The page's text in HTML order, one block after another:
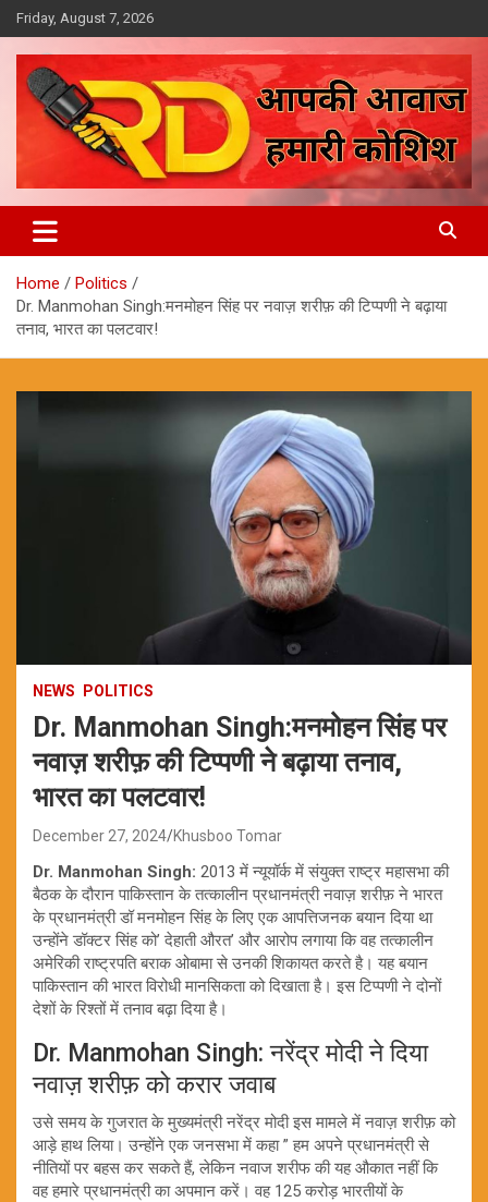
Skip
to
content
Friday, August 7, 2026
Reporter Diaries
Home
Politics
Dr. Manmohan Singh:मनमोहन सिंह पर नवाज़ शरीफ़ की टिप्पणी ने बढ़ाया
तनाव, भारत का पलटवार!
NEWS POLITICS
Dr. Manmohan Singh:मनमोहन सिंह पर
नवाज़ शरीफ़ की टिप्पणी ने बढ़ाया तनाव,
भारत का पलटवार!
December 27, 2024 Khusboo Tomar
Dr. Manmohan Singh: 2013 में न्यूयॉर्क में संयुक्त राष्ट्र महासभा की
बैठक के दौरान पाकिस्तान के तत्कालीन प्रधानमंत्री नवाज़ शरीफ़ ने भारत
के प्रधानमंत्री डॉ मनमोहन सिंह के लिए एक आपत्तिजनक बयान दिया था
उन्होंने डॉक्टर सिंह को’ देहाती औरत’ और आरोप लगाया कि वह तत्कालीन
अमेरिकी राष्ट्रपति बराक ओबामा से उनकी शिकायत करते है। यह बयान
पाकिस्तान की भारत विरोधी मानसिकता को दिखाता है। इस टिप्पणी ने दोनों
देशों के रिश्तों में तनाव बढ़ा दिया है।
Dr. Manmohan Singh: नरेंद्र मोदी ने दिया
नवाज़ शरीफ़ को करार जवाब
उसे समय के गुजरात के मुख्यमंत्री नरेंद्र मोदी इस मामले में नवाज़ शरीफ़ को
आड़े हाथ लिया। उन्होंने एक जनसभा में कहा ” हम अपने प्रधानमंत्री से
नीतियों पर बहस कर सकते हैं, लेकिन नवाज शरीफ की यह औकात नहीं कि
वह हमारे प्रधानमंत्री का अपमान करें। वह 125 करोड़ भारतीयों के